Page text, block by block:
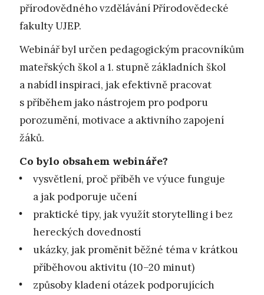
přírodovědného vzdělávání Přírodovědecké
fakulty UJEP.
Webinář byl určen pedagogickým pracovníkům
mateřských škol a 1. stupně základních škol
a nabídl inspiraci, jak efektivně pracovat
s příběhem jako nástrojem pro podporu
porozumění, motivace a aktivního zapojení
žáků.
Co bylo obsahem webináře?
vysvětlení, proč příběh ve výuce funguje
a jak podporuje učení
praktické tipy, jak využít storytelling i bez
hereckých dovedností
ukázky, jak proměnit běžné téma v krátkou
příběhovou aktivitu (10–20 minut)
způsoby kladení otázek podporujících